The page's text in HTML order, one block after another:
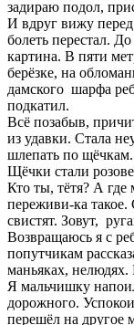
задираю подол,
И вдруг вижу
болеть перестал.
картина. В пяти
берёзке, на
дамского шарфа
подкатил.
Всё позабыв,
из удавки. Стала
шлепать по щёчкам.
Щёчки стали
Кто ты, тётя? А
переживи-ка такое.
свистят. Зовут,
Возвращаюсь я с
попутчикам
маньяках, нелюдях.
Я мальчишку
дорожного.
перешёл на другое